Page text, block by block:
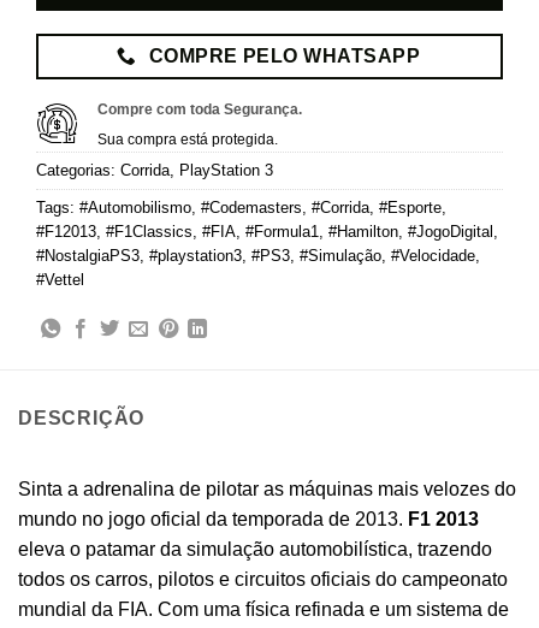
COMPRE PELO WHATSAPP
Compre com toda Segurança.
Sua compra está protegida.
Categorias: Corrida PlayStation 3
Tags: #Automobilismo #Codemasters #Corrida #Esporte
#F12013 #F1Classics #FIA #Formula1 #Hamilton #JogoDigital
#NostalgiaPS3 #playstation3 #PS3 #Simulação #Velocidade
#Vettel
DESCRIÇÃO
Sinta a adrenalina de pilotar as máquinas mais velozes do
mundo no jogo oficial da temporada de 2013. F1 2013
eleva o patamar da simulação automobilística, trazendo
todos os carros, pilotos e circuitos oficiais do campeonato
mundial da FIA. Com uma física refinada e um sistema de